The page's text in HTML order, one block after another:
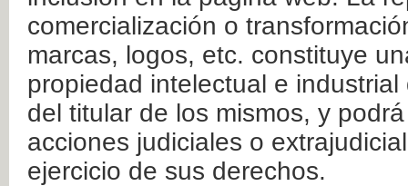
comercialización o
marcas, logos, etc. constituye
propiedad intelectual e
del titular de los mismos, y
acciones judiciales o
ejercicio de sus derechos.